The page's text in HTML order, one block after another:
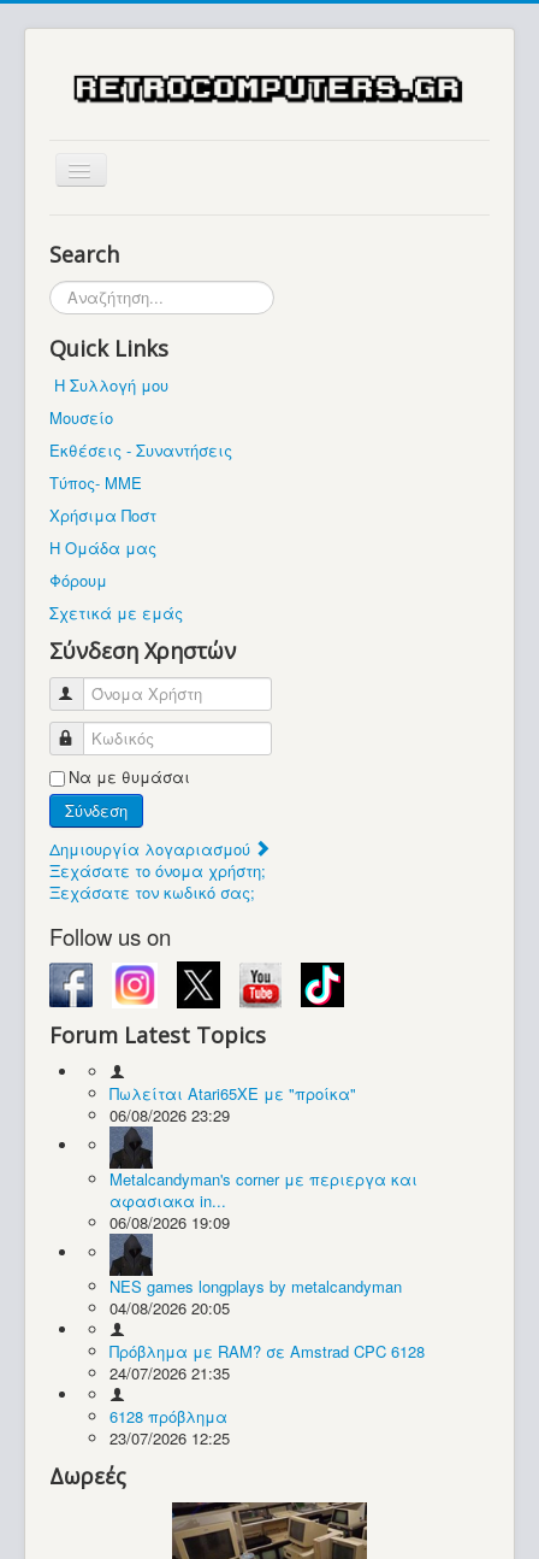
Μουσείο
Βρίσκεστε εδώ:
Συλλογές / Projects
Search
Αναζήτηση...
Quick Links
Η Συλλογή μου
Μουσείο
Εκθέσεις - Συναντήσεις
Τύπος- ΜΜΕ
Χρήσιμα Ποστ
Η Ομάδα μας
Φόρουμ
Σχετικά με εμάς
Σύνδεση Χρηστών
Όνομα Χρήστη
Κωδικός
Να με θυμάσαι
Σύνδεση
Δημιουργία λογαριασμού
Ξεχάσατε το όνομα χρήστη;
Ξεχάσατε τον κωδικό σας;
Follow us on
Forum Latest Topics
Πωλείται Atari65XE με "προίκα"
06/08/2026 23:29
Metalcandyman's corner με περιεργα και
αφασιακα in...
06/08/2026 19:09
NES games longplays by metalcandyman
04/08/2026 20:05
Πρόβλημα με RAM? σε Amstrad CPC 6128
24/07/2026 21:35
6128 πρόβλημα
23/07/2026 12:25
Δωρεές